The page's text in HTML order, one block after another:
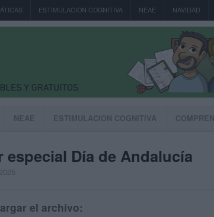
ESTIMULACION COGNITIVA NEAE NAVIDAD
NEAE ESTIMULACION COGNITIVA
Día de Andalucía
el archivo: